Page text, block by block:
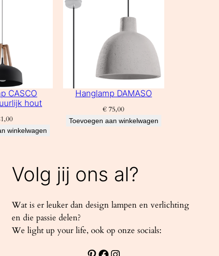
CASCO
hout
winkelwagen
Hanglamp DAMASO
€ 75,00
Toevoegen aan winkelwagen
Volg jij ons al?
Wat is er leuker dan design lampen en verlichting
en die passie delen?
We light up your life, ook op onze socials: